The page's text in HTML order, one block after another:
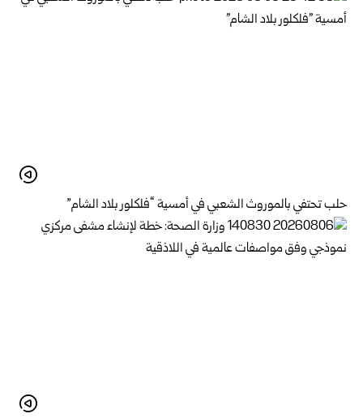
حلب تحتفي بالموروث الشعبي في أمسية “فلكلور بلاد الشام”